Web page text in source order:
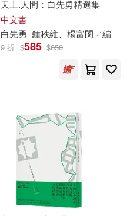
天上.人間：白先勇精選集
中文書
白先勇 鍾秩維、 楊富閔 ╱編
9 折 $585 $650